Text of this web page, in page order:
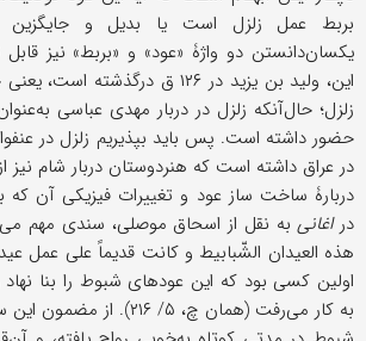
بربط عمل زلزل است یا بدیل و جایگزین
یکسان‌دانستن دو واژۀ «عود» و «بربط» نیز
زلزل؛ حال‌آنکه زلزل در دربار مهدی عباسی
حضور داشته است. پس باید بپذیریم زلزل در
در عراق داشته است که هنردوستان دربار شام نیز
دربارۀ ساخت ساز عود و تغییرات فیزیکی آن
دراغانی به نقل از اسحاق موصلی، سندی مهم
هذه العیدان الشّبابیط و کانت قدیماً على عمل
اولین کسی بود که این عودهای شبوط را بنا
به کار می‌رفت (همان چ، ۵/